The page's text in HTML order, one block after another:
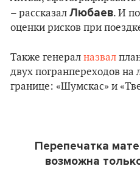
– рассказал Любаев. И
оценки рисков при
Также генерал назвал
двух погранпереходов на
границе: «Шумскас» и
Перепечатка
возможна